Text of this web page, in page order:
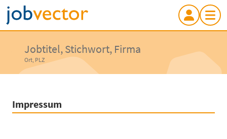
Jobtitel, Stichwort, Firma
Ort, PLZ
Impressum